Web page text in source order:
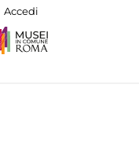
Accedi